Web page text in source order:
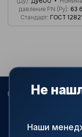
давление PN (Ру) 63
Стандарт ГОСТ
068 022-80-81
Не
Наши